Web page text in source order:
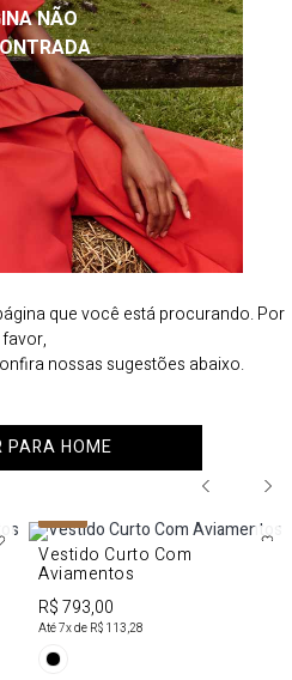
NÃO
que você está procurando. Por
favor,
nossas sugestões abaixo.
PARA HOME
NEW IN
Vestido Curto Com
Aviamentos
R$ 793,00
Até7x de R$ 113,28